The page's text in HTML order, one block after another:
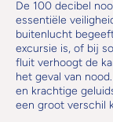
De 100 decibel
essentiële
buitenlucht
excursie is, of bij
fluit verhoogt de
het geval van
en krachtige
een groot verschil